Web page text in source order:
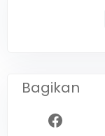
Bagikan